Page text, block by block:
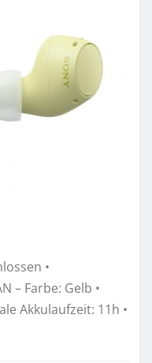
•
– Farbe: Gelb •
Akkulaufzeit: 11h •